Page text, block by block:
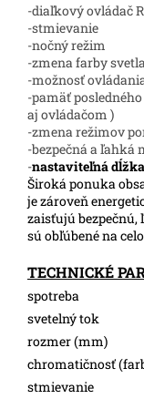
-diaľkový ovládač
-stmievanie
-nočný režim
-zmena farby
-možnosť
-pamäť
aj ovládačom )
-zmena režimov
-bezpečná a ľahká
-nastaviteľná
Široká ponuka
je zároveň
zaisťujú
sú obľúbené na
TECHNICKÉ
spotreba
svetelný tok
rozmer (mm)
chromatičnosť
stmievanie